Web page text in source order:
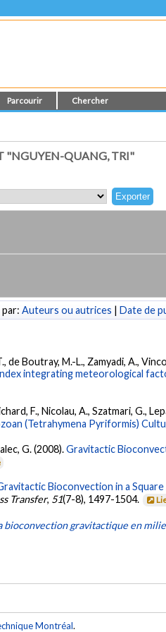
Parcourir Chercher
"NGUYEN-QUANG, TRI"
Auteurs ou autrices | Date de
de Boutray, M.-L., Zamyadi, A.,
integrating meteorological
F., Nicolau, A., Szatmari, G.,
(Tetrahymena Pyriformis)
G. (2008).Gravitactic
Bioconvection in a
Transfer, 51(7-8), 1497-1504.
bioconvection gravitactique en
Montréal.